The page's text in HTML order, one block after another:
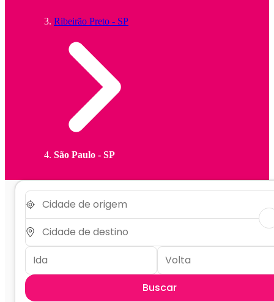
Ribeirão Preto - SP
São Paulo - SP
Buscar